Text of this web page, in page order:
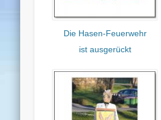
Die Hasen-Feuerwehr
ist ausgerückt